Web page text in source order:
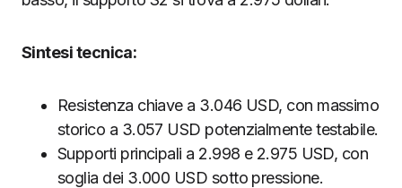
Sintesi tecnica:
Resistenza chiave a 3.046 USD, con massimo
storico a 3.057 USD potenzialmente testabile.
Supporti principali a 2.998 e 2.975 USD, con
soglia dei 3.000 USD sotto pressione.